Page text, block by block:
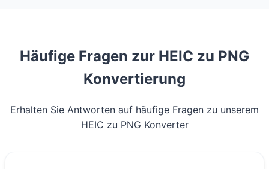
Häufige Fragen zur HEIC zu PNG
Konvertierung
Erhalten Sie Antworten auf häufige Fragen zu unserem
HEIC zu PNG Konverter